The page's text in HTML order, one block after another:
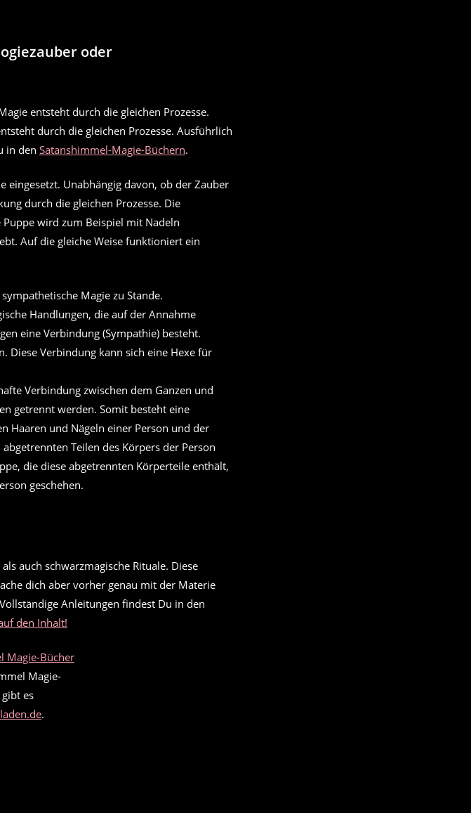
oder
durch die gleichen Prozesse. Ausführlich
in den Satanshimmel-Magie-Büchern.
eingesetzt. Unabhängig davon, ob der Zauber
durch die gleichen Prozesse. Die
wird zum Beispiel mit Nadeln
Auf die gleiche Weise funktioniert ein
Magie zu Stande.
Handlungen, die auf der Annahme
eine Verbindung (Sympathie) besteht.
Diese Verbindung kann sich eine Hexe für
Verbindung zwischen dem Ganzen und
getrennt werden. Somit besteht eine
Haaren und Nägeln einer Person und der
Teilen des Körpers der Person
die diese abgetrennten Körperteile enthält,
geschehen.
auch schwarzmagische Rituale. Diese
dich aber vorher genau mit der Materie
Anleitungen findest Du in den
den Inhalt!
Magie-
es
.